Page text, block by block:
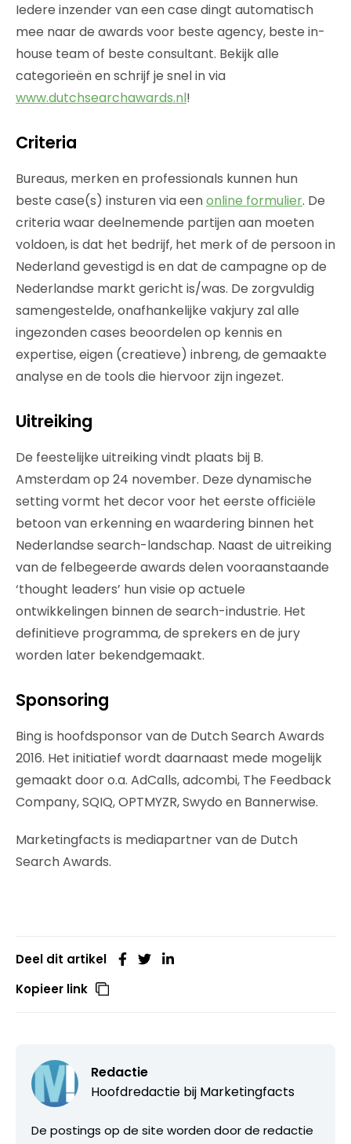
Iedere inzender van een case dingt automatisch
mee naar de awards voor beste agency, beste in-
house team of beste consultant. Bekijk alle
categorieën en schrijf je snel in via
www.dutchsearchawards.nl!
Criteria
Bureaus, merken en professionals kunnen hun
beste case(s) insturen via eenonline formulier. De
criteria waar deelnemende partijen aan moeten
voldoen, is dat het bedrijf, het merk of de persoon in
Nederland gevestigd is en dat de campagne op de
Nederlandse markt gericht is/was. De zorgvuldig
samengestelde, onafhankelijke vakjury zal alle
ingezonden cases beoordelen op kennis en
expertise, eigen (creatieve) inbreng, de gemaakte
analyse en de tools die hiervoor zijn ingezet.
Uitreiking
De feestelijke uitreiking vindt plaats bij B.
Amsterdam op 24 november. Deze dynamische
setting vormt het decor voor het eerste officiële
betoon van erkenning en waardering binnen het
Nederlandse search-landschap. Naast de uitreiking
van de felbegeerde awards delen vooraanstaande
‘thought leaders’ hun visie op actuele
ontwikkelingen binnen de search-industrie. Het
definitieve programma, de sprekers en de jury
worden later bekendgemaakt.
Sponsoring
Bing is hoofdsponsor van de Dutch Search Awards
2016. Het initiatief wordt daarnaast mede mogelijk
gemaakt door o.a. AdCalls, adcombi, The Feedback
Company, SQIQ, OPTMYZR, Swydo en Bannerwise.
Marketingfacts is mediapartner van de Dutch
Search Awards.
Deel dit artikel
Kopieer link
Redactie
Hoofdredactie bij Marketingfacts
De postings op de site worden door de redactie